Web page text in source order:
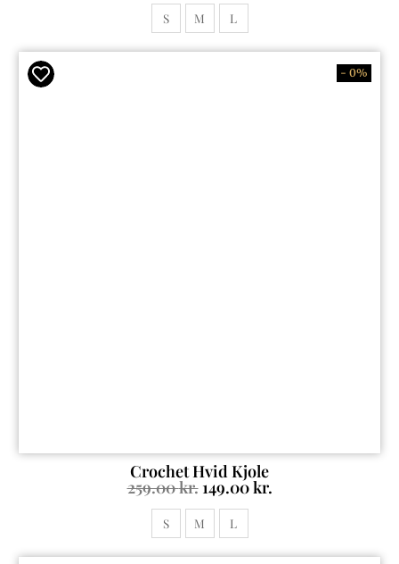
S M L
- 0%
Crochet Hvid Kjole
259.00kr.149.00kr.
S M L